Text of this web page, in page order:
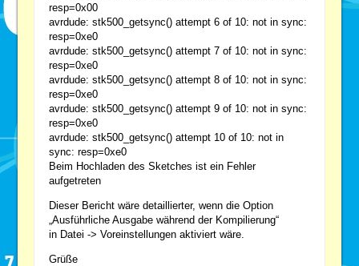
resp=0x00
avrdude: stk500_getsync() attempt 6 of 10: not in sync:
resp=0xe0
avrdude: stk500_getsync() attempt 7 of 10: not in sync:
resp=0xe0
avrdude: stk500_getsync() attempt 8 of 10: not in sync:
resp=0xe0
avrdude: stk500_getsync() attempt 9 of 10: not in sync:
resp=0xe0
avrdude: stk500_getsync() attempt 10 of 10: not in
sync: resp=0xe0
Beim Hochladen des Sketches ist ein Fehler
aufgetreten
Dieser Bericht wäre detaillierter, wenn die Option
„Ausführliche Ausgabe während der Kompilierung“
in Datei -> Voreinstellungen aktiviert wäre.
Grüße